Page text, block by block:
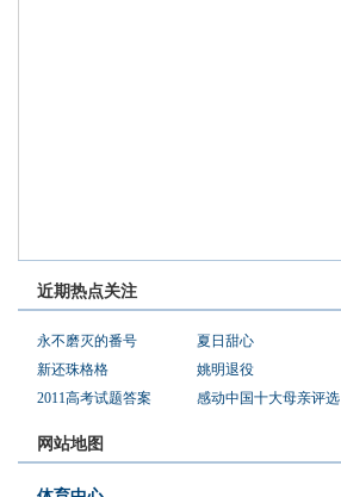
近期热点关注
永不磨灭的番号 夏日甜心
新还珠格格
姚明退役
2011高考试题答案
感动中国十大母亲评选
网站地图